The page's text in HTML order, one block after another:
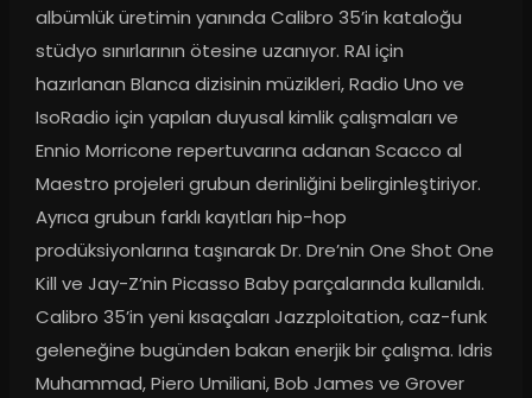
albümlük üretimin yanında Calibro 35’in kataloğu
stüdyo sınırlarının ötesine uzanıyor. RAI için
hazırlanan Blanca dizisinin müzikleri, Radio Uno ve
IsoRadio için yapılan duyusal kimlik çalışmaları ve
Ennio Morricone repertuvarına adanan Scacco al
Maestro projeleri grubun derinliğini belirginleştiriyor.
Ayrıca grubun farklı kayıtları hip-hop
prodüksiyonlarına taşınarak Dr. Dre’nin One Shot One
Kill ve Jay-Z’nin Picasso Baby parçalarında kullanıldı.
Calibro 35’in yeni kısaçaları Jazzploitation, caz-funk
geleneğine bugünden bakan enerjik bir çalışma. Idris
Muhammad, Piero Umiliani, Bob James ve Grover